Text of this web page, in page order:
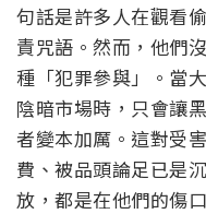
句話是許多人在觀看
責咒語。然而，他們
種「犯罪參與」。當
陰暗市場時，只會讓
者變本加厲。這對受
費、被品頭論足已是
放，都是在他們的傷